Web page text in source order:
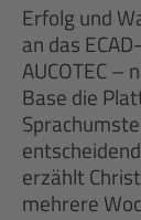
Erfolg und
an das
AUCOTEC –
Base die
erzählt
mehrere